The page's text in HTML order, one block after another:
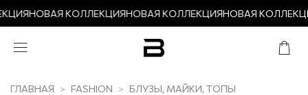
НОВАЯ КОЛЛЕКЦИЯНОВАЯ КОЛЛЕКЦИЯНОВАЯ
ГЛАВНАЯ FASHION БЛУЗЫ, МАЙКИ, ТОПЫ